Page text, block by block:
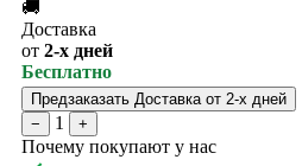
🚚
Доставка
от 2-х дней
Бесплатно
Предзаказать Доставка от 2-х дней
− 1 +
Почему покупают у нас